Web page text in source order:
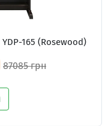
YDP-165 (Rosewood)
87085 грн